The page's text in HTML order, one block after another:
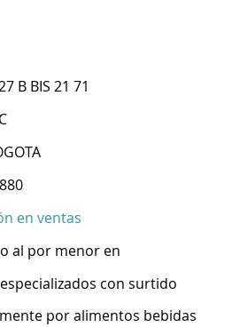
B BIS 21 71
en ventas
al por menor en
con surtido
por alimentos bebidas